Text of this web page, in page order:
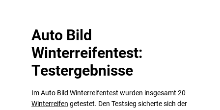
Auto Bild
Winterreifentest:
Testergebnisse
Im Auto Bild Winterreifentest wurden insgesamt 20
Winterreifen getestet. Den Testsieg sicherte sich der